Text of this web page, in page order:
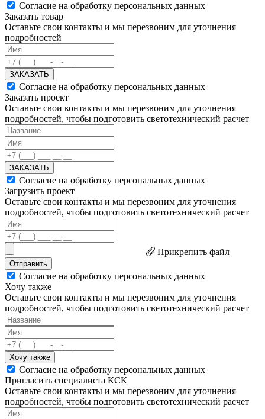
Согласие на обработку персональных данных
Заказать товар
Оставьте свои контакты и мы перезвоним для уточнения
подробностей
ЗАКАЗАТЬ
Согласие на обработку персональных данных
Заказать проект
Оставьте свои контакты и мы перезвоним для уточнения
подробностей, чтобы подготовить светотехнический расчет
ЗАКАЗАТЬ
Согласие на обработку персональных данных
Загрузить проект
Оставьте свои контакты и мы перезвоним для уточнения
подробностей, чтобы подготовить светотехнический расчет
Прикрепить файл
Отправить
Согласие на обработку персональных данных
Хочу также
Оставьте свои контакты и мы перезвоним для уточнения
подробностей, чтобы подготовить светотехнический расчет
Хочу также
Согласие на обработку персональных данных
Пригласить специалиста КСК
Оставьте свои контакты и мы перезвоним для уточнения
подробностей, чтобы подготовить светотехнический расчет